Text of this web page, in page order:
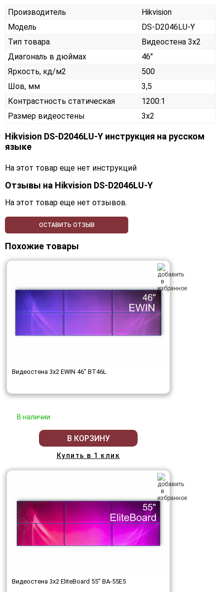
Производитель
Hikvision
Модель
DS-D2046LU-Y
Тип товара
Видеостена 3х2
Диагональ в дюймах
46"
Яркость, кд/м2
500
Шов, мм
3,5
Контрастность статическая
1200:1
Размер видеостены
3x2
Hikvision DS-D2046LU-Y инструкция на русском
языке
На этот товар еще нет инструкций
Отзывы на Hikvision DS-D2046LU-Y
На этот товар еще нет отзывов.
ОСТАВИТЬ ОТЗЫВ
Похожие товары
Видеостена 3x2 EWIN 46" BT46L
В наличии
В КОРЗИНУ
Купить в 1 клик
Видеостена 3x2 EliteBoard 55" BA-55E5